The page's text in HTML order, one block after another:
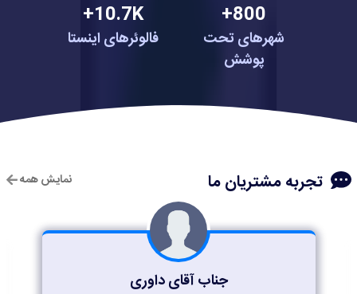
800+
شهرهای تحت
پوشش
10.7K+
فالوئرهای اینستا
تجربه مشتریان ما نمایش همه
جناب آقای داوری